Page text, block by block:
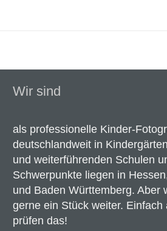
Wir sind
als professionelle Kinder-
deutschlandweit in
und weiterführenden Schulen
Schwerpunkte liegen in
und Baden Württemberg. Aber
gerne ein Stück weiter. Einfach
prüfen das!